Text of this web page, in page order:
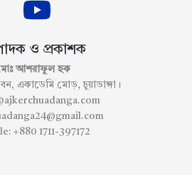
ও প্রকাশক
আশরাফুল হক
একাডেমি মোড়, চুয়াডাঙ্গা।
+880 1711-397172